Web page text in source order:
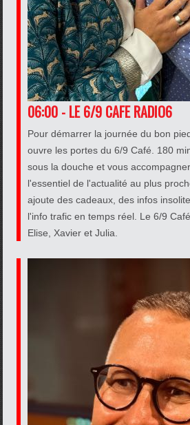
06:00 - LE 6/9 CAFE RADIO6
Pour démarrer la journée du bon
ouvre les portes du 6/9 Café. 180
sous la douche et vous
l'essentiel de l'actualité au plus
ajoute des cadeaux, des infos
l'info trafic en temps réel. Le 6/9
Elise, Xavier et Julia.